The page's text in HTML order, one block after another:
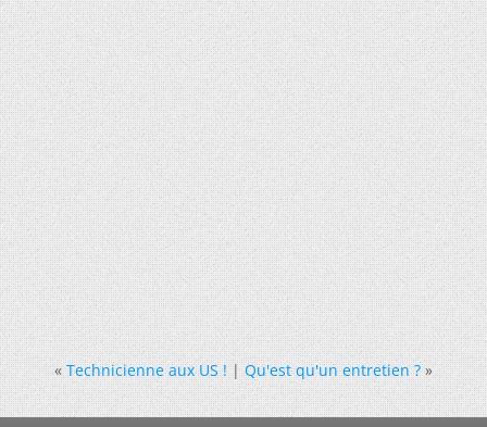
« Technicienne aux US !|Qu'est qu'un entretien ? »